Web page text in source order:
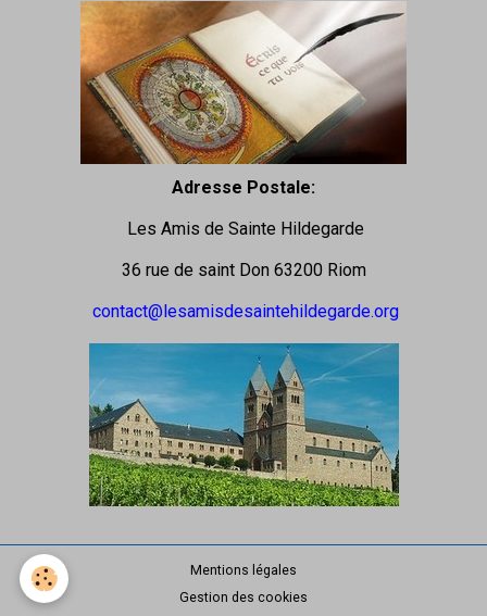
Adresse Postale:
Les Amis de Sainte Hildegarde
36 rue de saint Don 63200 Riom
contact@lesamisdesaintehildegarde.org
Mentions légales
Gestion des cookies